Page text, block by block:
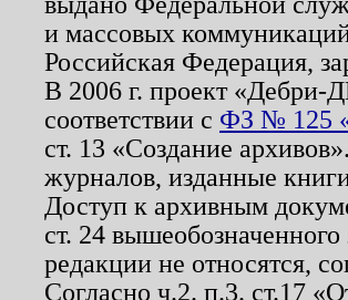
и массовых
Российская Федерация,
В 2006 г. проект «Дебри-
соответствии с ФЗ № 125
ст. 13 «Создание
журналов, изданные
Доступ к архивным
ст. 24
редакции не относятся,
Согласно ч.2. п.3. ст.17